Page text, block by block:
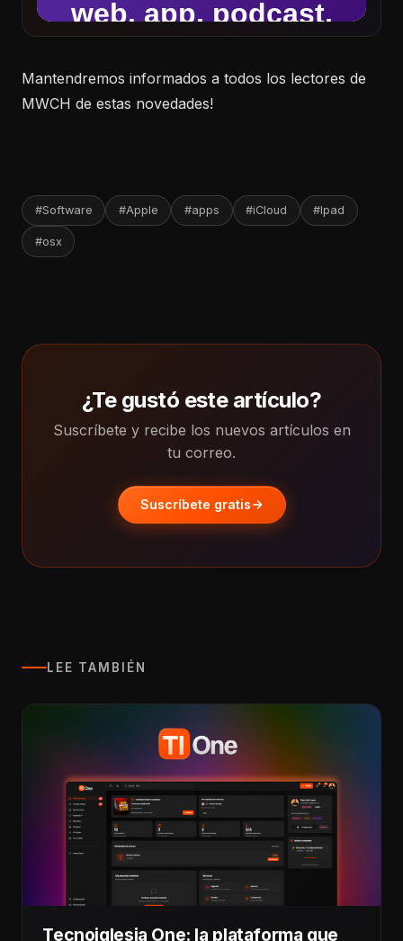
Mantendremos informados a todos los lectores de
MWCH de estas novedades!
#Software #Apple #apps #iCloud #Ipad
#osx
¿Te gustó este artículo?
Suscríbete y recibe los nuevos artículos en
tu correo.
Suscríbete gratis
LEE TAMBIÉN
Tecnoiglesia One: la plataforma que